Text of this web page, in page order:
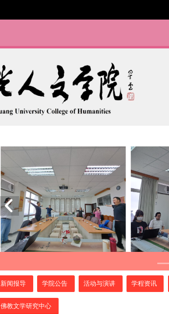
新闻报导 学院公告 活动与演讲 学程资讯
佛教文学研究中心